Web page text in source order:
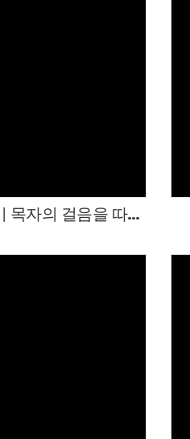
#53 양이 목자의 걸음을 따라가는 것처럼